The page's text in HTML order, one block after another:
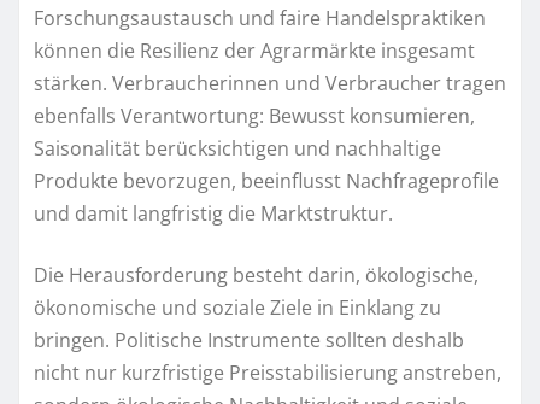
Forschungsaustausch und faire Handelspraktiken
können die Resilienz der Agrarmärkte insgesamt
stärken. Verbraucherinnen und Verbraucher tragen
ebenfalls Verantwortung: Bewusst konsumieren,
Saisonalität berücksichtigen und nachhaltige
Produkte bevorzugen, beeinflusst Nachfrageprofile
und damit langfristig die Marktstruktur.
Die Herausforderung besteht darin, ökologische,
ökonomische und soziale Ziele in Einklang zu
bringen. Politische Instrumente sollten deshalb
nicht nur kurzfristige Preisstabilisierung anstreben,